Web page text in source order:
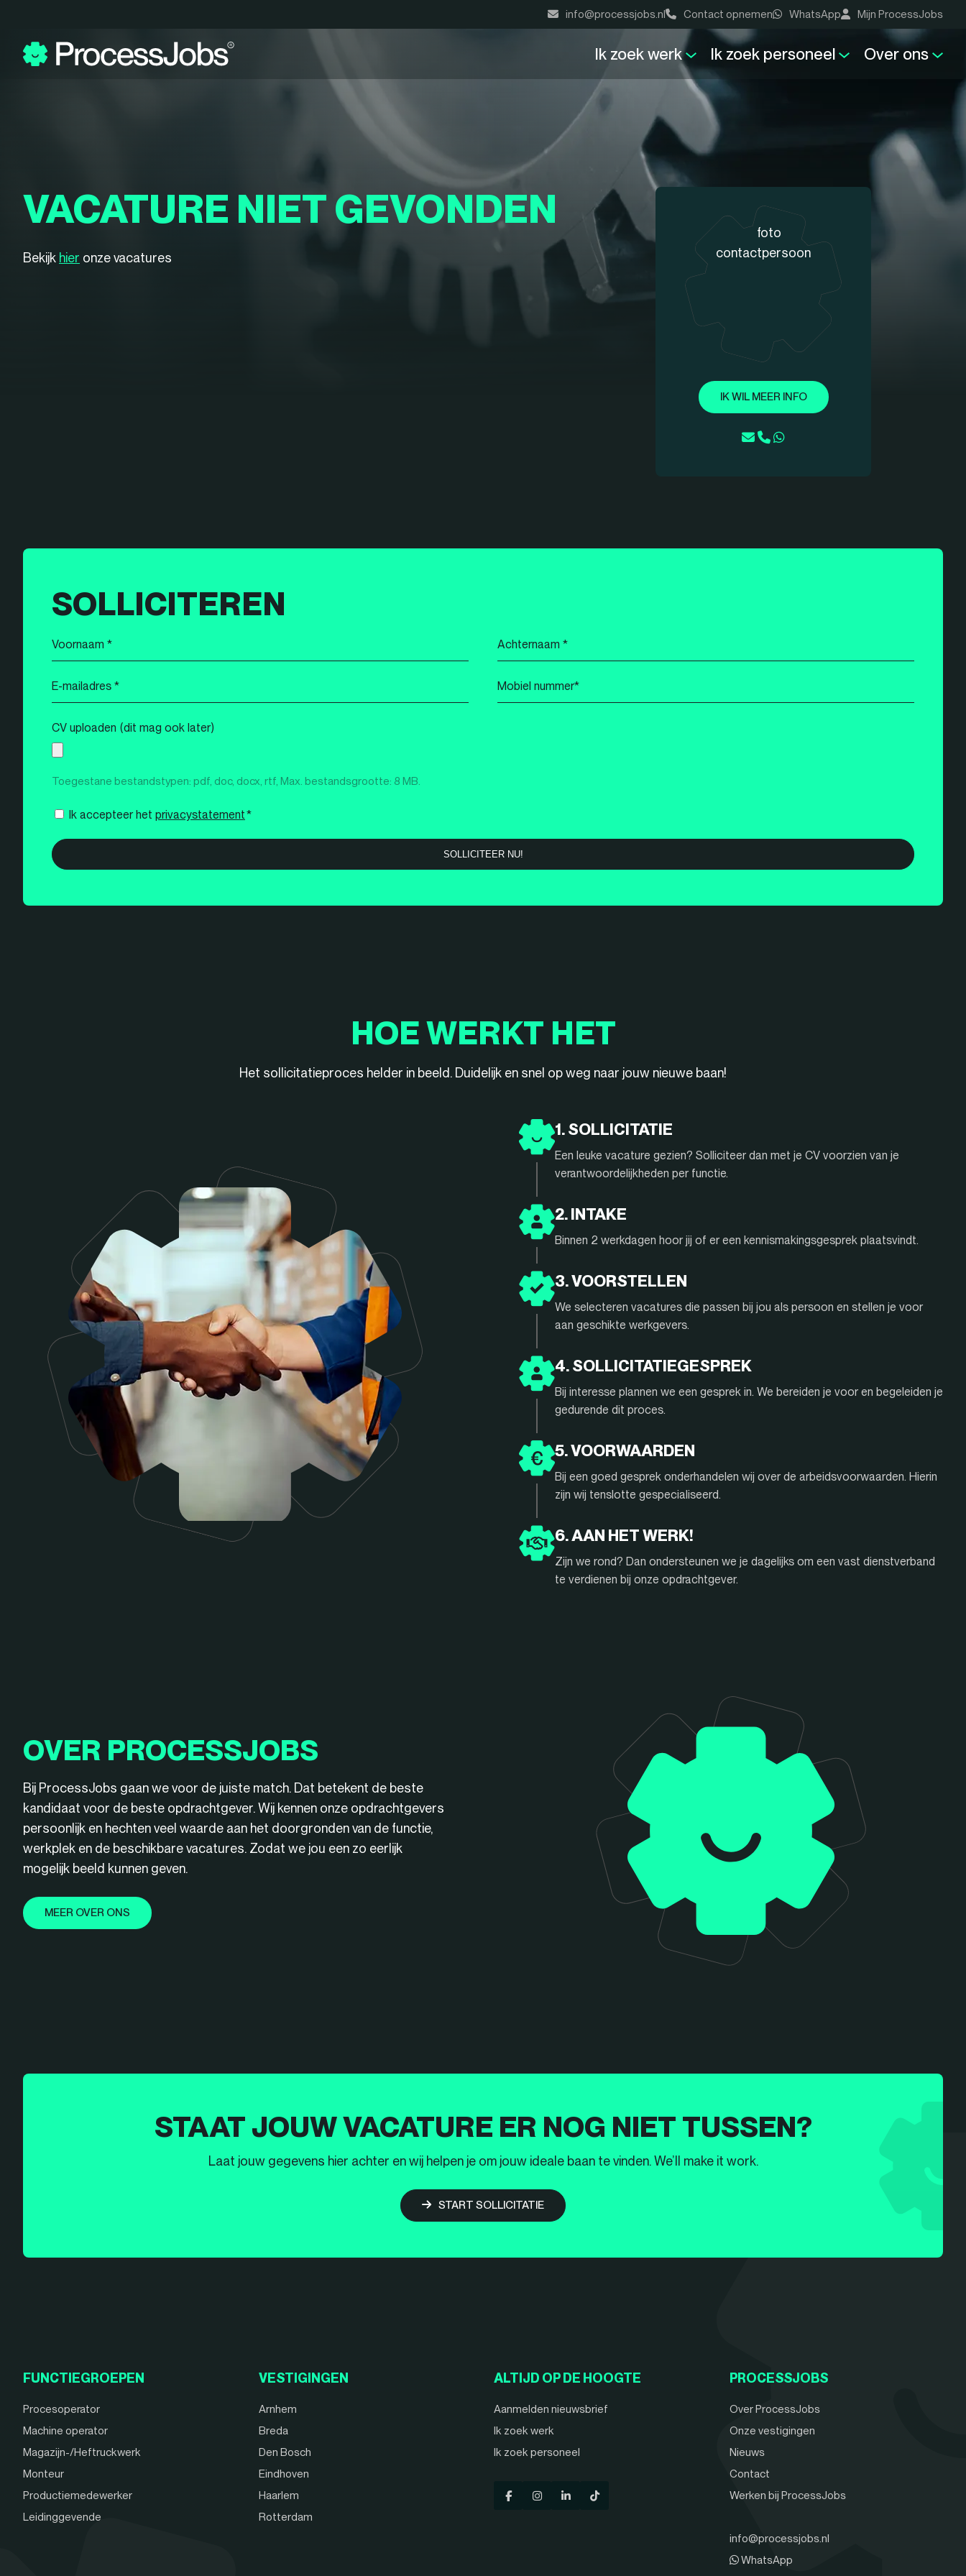
info@processjobs.nl Contact opnemen WhatsApp Mijn ProcessJobs
Ik zoek werk Ik zoek personeel Over ons
VACATURE NIET GEVONDEN
Bekijk hier onze vacatures
IK WIL MEER INFO
SOLLICITEREN
Voornaam
*
Achternaam
*
E-
mailadres
*
Mobiel
nummer
CV uploaden (dit mag ook later)
Toegestane bestandstypen: pdf, doc, docx, rtf, Max. bestandsgrootte: 8 MB.
Instemming
Ik accepteer het privacystatement*
HOE WERKT HET
Het sollicitatieproces helder in beeld. Duidelijk en snel op weg naar jouw nieuwe baan!
1. SOLLICITATIE
Een leuke vacature gezien? Solliciteer dan met je CV voorzien van je
verantwoordelijkheden per functie.
2. INTAKE
Binnen 2 werkdagen hoor jij of er een kennismakingsgesprek plaatsvindt.
3. VOORSTELLEN
We selecteren vacatures die passen bij jou als persoon en stellen je voor
aan geschikte werkgevers.
4. SOLLICITATIEGESPREK
Bij interesse plannen we een gesprek in. We bereiden je voor en begeleiden je
gedurende dit proces.
5. VOORWAARDEN
Bij een goed gesprek onderhandelen wij over de arbeidsvoorwaarden. Hierin
zijn wij tenslotte gespecialiseerd.
6. AAN HET WERK!
Zijn we rond? Dan ondersteunen we je dagelijks om een vast dienstverband
te verdienen bij onze opdrachtgever.
OVER PROCESSJOBS
Bij ProcessJobs gaan we voor de juiste match. Dat betekent de beste
kandidaat voor de beste opdrachtgever. Wij kennen onze opdrachtgevers
persoonlijk en hechten veel waarde aan het doorgronden van de functie,
werkplek en de beschikbare vacatures. Zodat we jou een zo eerlijk
mogelijk beeld kunnen geven.
MEER OVER ONS
STAAT JOUW VACATURE ER NOG NIET TUSSEN?
Laat jouw gegevens hier achter en wij helpen je om jouw ideale baan te vinden. We’ll make it work.
START SOLLICITATIE
FUNCTIEGROEPEN
Procesoperator
Machine operator
Magazijn-/Heftruckwerk
Monteur
Productiemedewerker
Leidinggevende
VESTIGINGEN
Arnhem
Breda
Den Bosch
Eindhoven
Haarlem
Rotterdam
ALTIJD OP DE HOOGTE
Aanmelden nieuwsbrief
Ik zoek werk
Ik zoek personeel
PROCESSJOBS
Over ProcessJobs
Onze vestigingen
Nieuws
Contact
Werken bij ProcessJobs
info@processjobs.nl
WhatsApp